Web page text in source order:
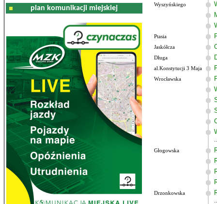
plan komunikacji miejskiej
Wyszyńskiego
Ptasia
Jaskółcza
Długa
al.Konstytucji 3 Maja
Wrocławska
Głogowska
Drzonkowska